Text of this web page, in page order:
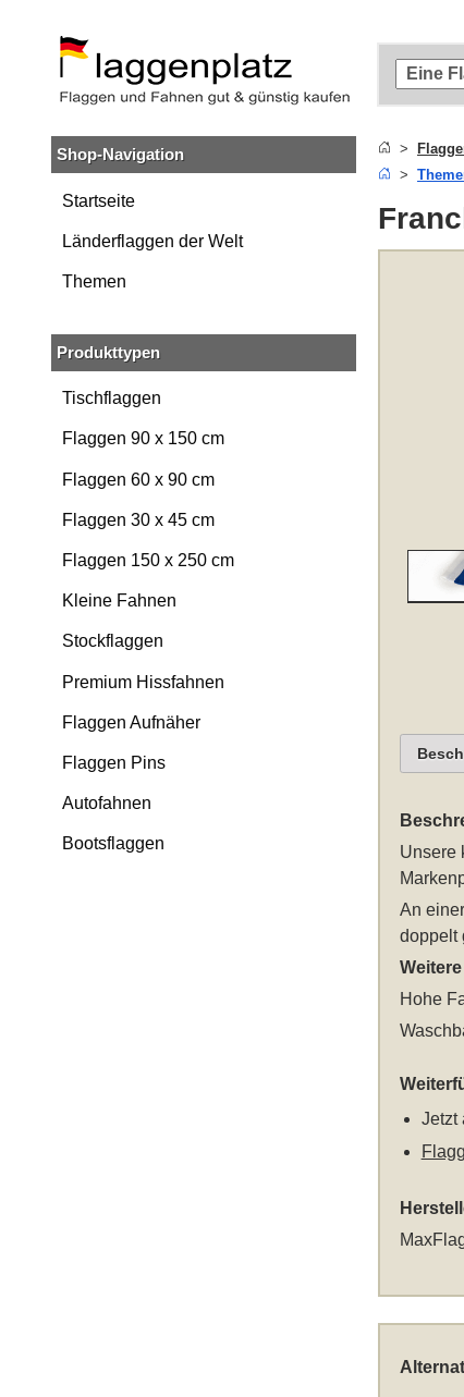
Hauptinhalt
springen
Suche
Zur
Navigation
springen
Shop-Navigation
Startseite
Länderflaggen der Welt
Themen
Produkttypen
Tischflaggen
Flaggen 90 x 150 cm
Flaggen 60 x 90 cm
Flaggen 30 x 45 cm
Flaggen 150 x 250 cm
Kleine Fahnen
Stockflaggen
Premium Hissfahnen
Flaggen Aufnäher
Flaggen Pins
Autofahnen
Bootsflaggen
Unsere
An
doppelt
Hohe
Jetzt